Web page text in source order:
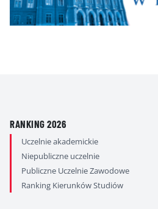
RANKING 2026
Uczelnie akademickie
Niepubliczne uczelnie
Publiczne Uczelnie Zawodowe
Ranking Kierunków Studiów